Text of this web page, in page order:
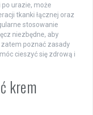
urazie, może
tkanki łącznej oraz
stosowanie
niezbędne, aby
poznać zasady
cieszyć się zdrową i
krem